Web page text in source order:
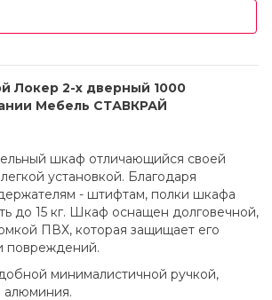
Локер 2-х дверный 1000
Мебель СТАВКРАЙ
шкаф отличающийся своей
установкой. Благодаря
- штифтам, полки шкафа
до 15 кг. Шкаф оснащен долговечной,
ПВХ, которая защищает его
повреждений.
минималистичной ручкой,
алюминия.